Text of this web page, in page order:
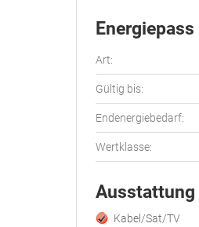
Energiepass
Art:
Gültig bis:
Endenergiebedarf:
Wertklasse:
Ausstattung
Kabel/Sat/TV